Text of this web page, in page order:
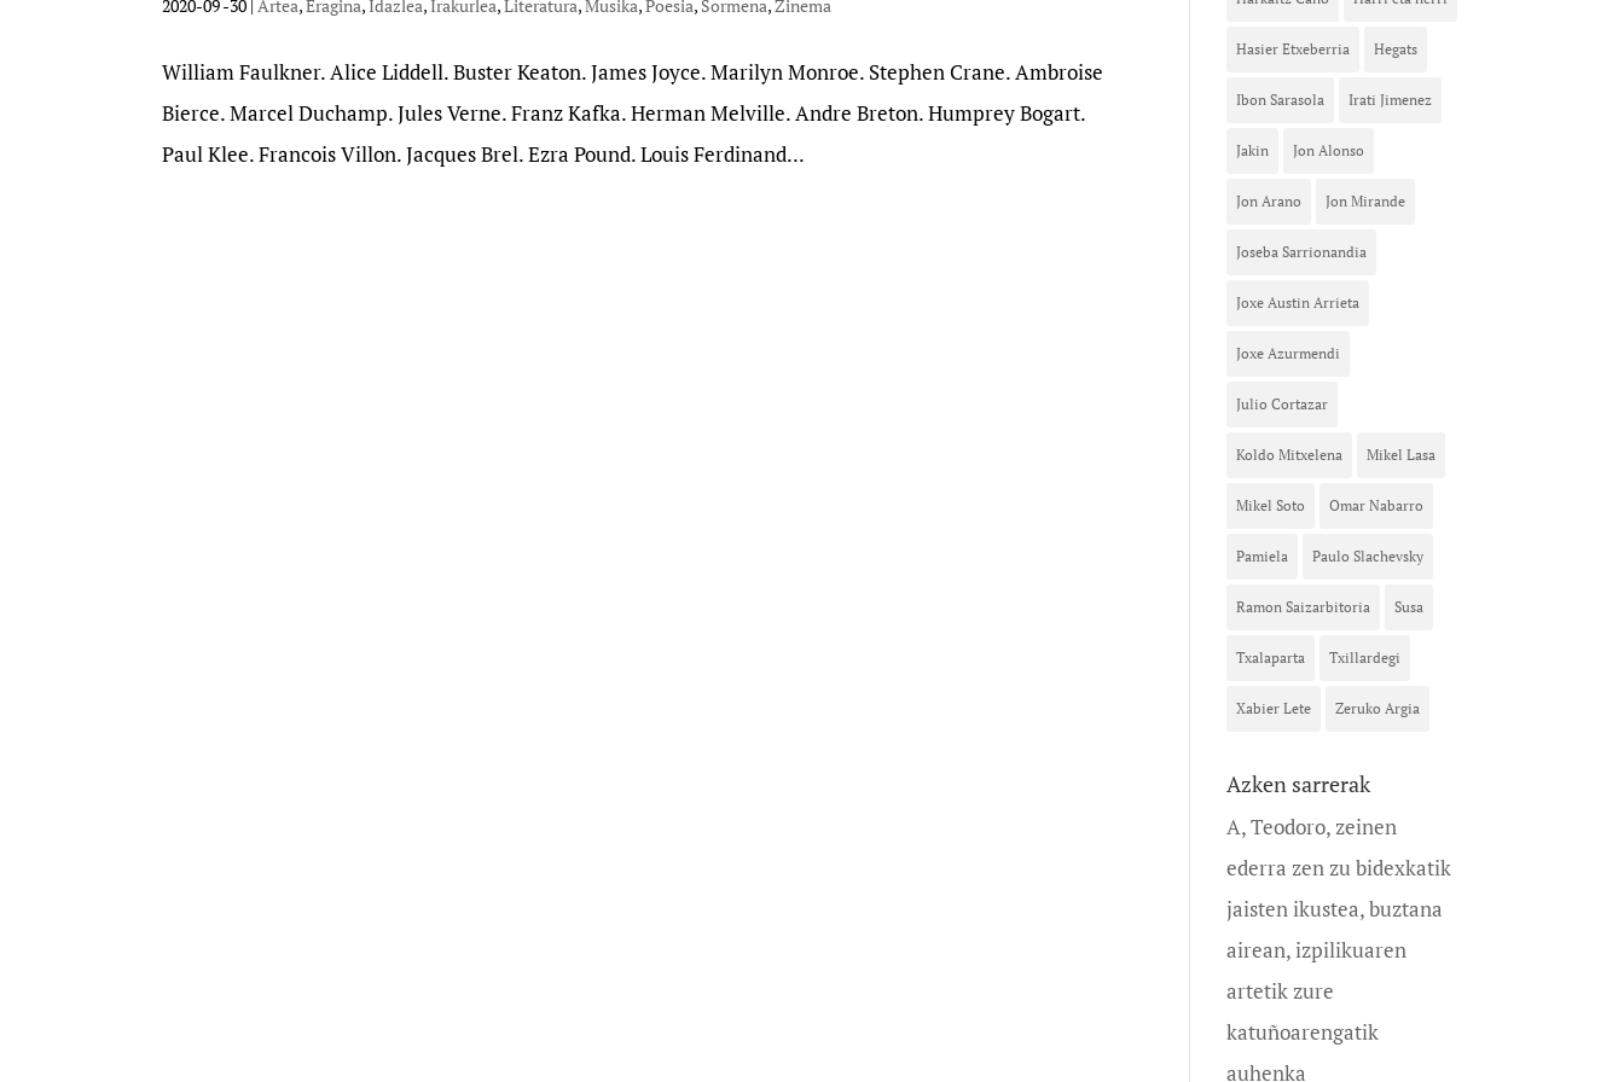
2020-09 -30 Artea,Eragina,Idazlea,Irakurlea,Literatura,Musika,Poesia, Sormena,Zinema
William Faulkner. Alice Liddell. Buster Keaton. James Joyce. Marilyn Monroe. Stephen Crane. Ambroise
Bierce. Marcel Duchamp. Jules Verne. Franz Kafka. Herman Melville. Andre Breton. Humprey Bogart.
Paul Klee. Francois Villon. Jacques Brel. Ezra Pound. Louis Ferdinand...
Hasier Etxeberria Hegats
Ibon Sarasola Irati Jimenez
Jakin Jon Alonso
Jon Arano Jon Mirande
Joseba Sarrionandia
Joxe Austin Arrieta
Joxe Azurmendi
Julio Cortazar
Koldo Mitxelena Mikel Lasa
Mikel Soto Omar Nabarro
Pamiela Paulo Slachevsky
Ramon Saizarbitoria Susa
Txalaparta Txillardegi
Xabier Lete Zeruko Argia
Azken sarrerak
A, Teodoro, zeinen
ederra zen zu bidexkatik
jaisten ikustea, buztana
airean, izpilikuaren
artetik zure
katuñoarengatik
auhenka